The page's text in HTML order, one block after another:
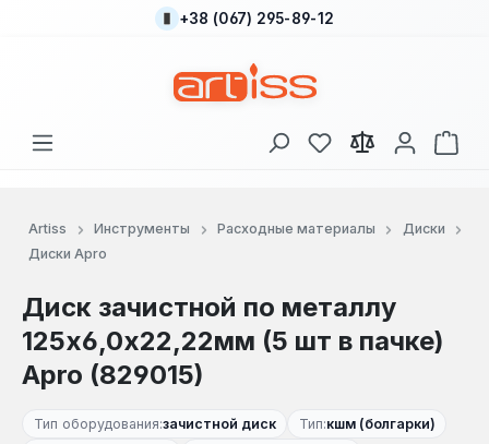
Перейти к основному содержанию
+38 (067) 295-89-12
У вас есть товары
В
Artiss Инструменты Расходные материалы
Диски
Диски Apro
Диск зачистной по металлу
125х6,0х22,22мм (5 шт в пачке)
Apro (829015)
Тип оборудования:зачистной диск Тип:кшм (болгарки)